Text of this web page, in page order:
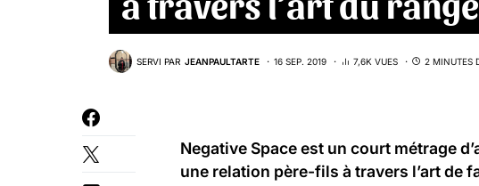
SERVI PAR JEANPAULTARTE 16 SEP. 2019 7,6K VUES 2 MINUTES
Negative Spaceest un court métrage
une relation père-fils à travers l’art de